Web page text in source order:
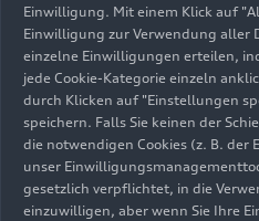
26.05.2009 audi.com
Die Geburt des
Einwilligung. Mit einem Klick auf
Einwilligung zur Verwendung aller
einzelne Einwilligungen erteilen,
jede Cookie-Kategorie einzeln
durch Klicken auf "Einstellungen
speichern. Falls Sie keinen der
die notwendigen Cookies (z. B. der
unser
gesetzlich verpflichtet, in die
einzuwilligen, aber wenn Sie Ihre